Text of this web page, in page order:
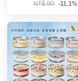
NT$ 90 -11.1%